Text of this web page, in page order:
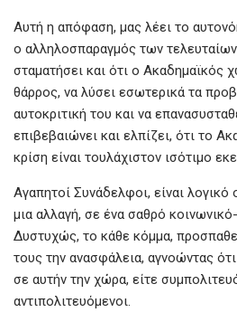
Αυτή η απόφαση, μας λέει το
ο αλληλοσπαραγμός των
σταματήσει και ότι ο Ακαδημαϊκός
θάρρος, να λύσει εσωτερικά τα
αυτοκριτική του και να
επιβεβαιώνει και ελπίζει, ότι το
κρίση είναι τουλάχιστον ισότιμο
Αγαπητοί Συνάδελφοι, είναι λογικό
μια αλλαγή, σε ένα σαθρό
Δυστυχώς, το κάθε κόμμα,
τους την ανασφάλεια, αγνοώντας
σε αυτήν την χώρα, είτε
αντιπολιτευόμενοι.